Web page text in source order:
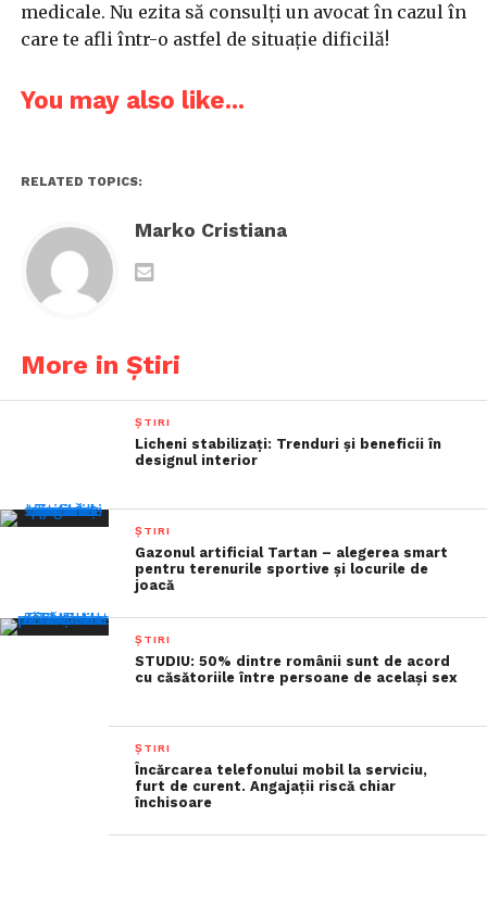
medicale. Nu ezita să consulți un avocat în cazul în
care te afli într-o astfel de situație dificilă!
You may also like...
RELATED TOPICS:
Marko Cristiana
More in Știri
ȘTIRI
Licheni stabilizați: Trenduri și beneficii în
designul interior
ȘTIRI
Gazonul artificial Tartan – alegerea smart
pentru terenurile sportive și locurile de
joacă
ȘTIRI
STUDIU: 50% dintre românii sunt de acord
cu căsătoriile între persoane de același sex
ȘTIRI
Încărcarea telefonului mobil la serviciu,
furt de curent. Angajaţii riscă chiar
închisoare